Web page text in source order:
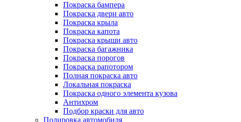
Покраска бампера
Покраска двери авто
Покраска крыла
Покраска капота
Покраска крыши авто
Покраска багажника
Покраска порогов
Покраска рапотором
Полная покраска авто
Локальная покраска
Покраска одного элемента кузова
Антихром
Подбор краски для авто
Полировка автомобиля